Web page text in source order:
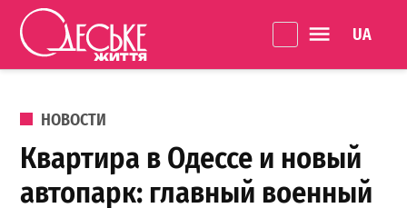
Перейти к содержанию
життя
ОПУБЛИКОВАНО В
НОВОСТИ
Квартира в Одессе и новый
автопарк: главный военный